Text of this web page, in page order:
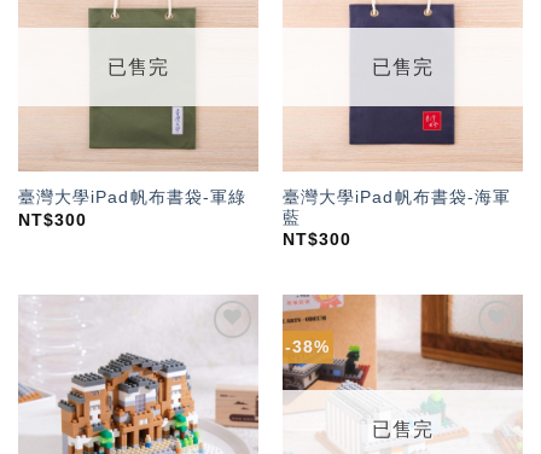
「願
望輕
已售完
臺灣大學iPad帆布書袋-軍綠
NT$300
望輕
已售完
臺灣大學iPad帆布書袋-海軍
藍
NT$300
望輕
單」
-38%
加入
「願
望輕
已售完